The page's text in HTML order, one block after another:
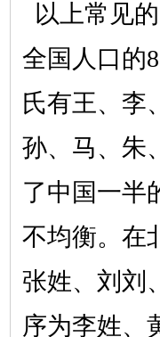
以上常见的
全国人口的
氏有王、李
孙、马、朱
了中国一半
不均衡。在
张姓、刘刘
序为李姓、